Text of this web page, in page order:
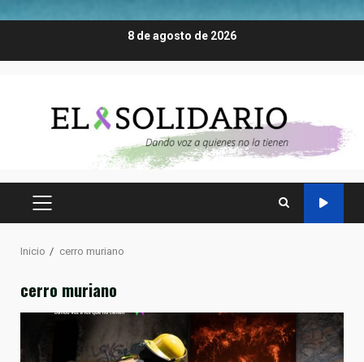
8 de agosto de 2026
MENÚ
Inicio cerro muriano
cerro muriano